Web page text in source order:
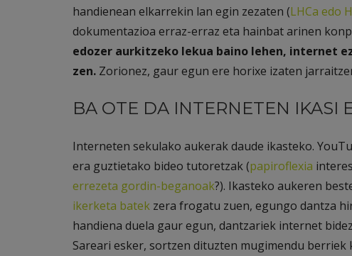
handienean elkarrekin lan egin zezaten (LHCa edo
dokumentazioa erraz-erraz eta hainbat arinen
edozer aurkitzeko lekua baino lehen, internet
zen. Zorionez, gaur egun ere horixe izaten
BA OTE DA INTERNETEN IKASI
Interneten sekulako aukerak daude ikasteko.
era guztietako bideo tutoretzak (papiroflexia
errezeta gordin-beganoak?). Ikasteko aukeren
ikerketa batek zera frogatu zuen, egungo dantza
handiena duela gaur egun, dantzariek internet
Sareari esker, sortzen dituzten mugimendu